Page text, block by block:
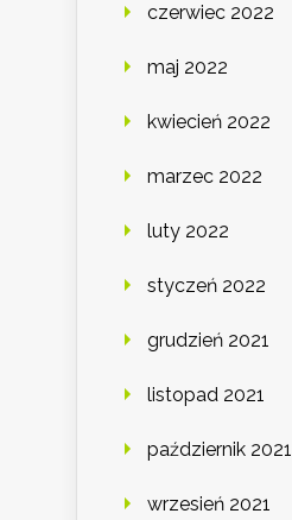
czerwiec 2022
maj 2022
kwiecień 2022
marzec 2022
luty 2022
styczeń 2022
grudzień 2021
listopad 2021
październik 2021
wrzesień 2021